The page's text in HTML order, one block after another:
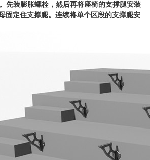
先装膨胀螺栓，然后再将座椅的支撑腿安装
固定住支撑腿。连续将单个区段的支撑腿安